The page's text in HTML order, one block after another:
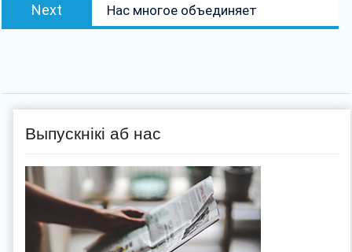
Next
post:
Нас многое объединяет
Выпускнікі аб нас